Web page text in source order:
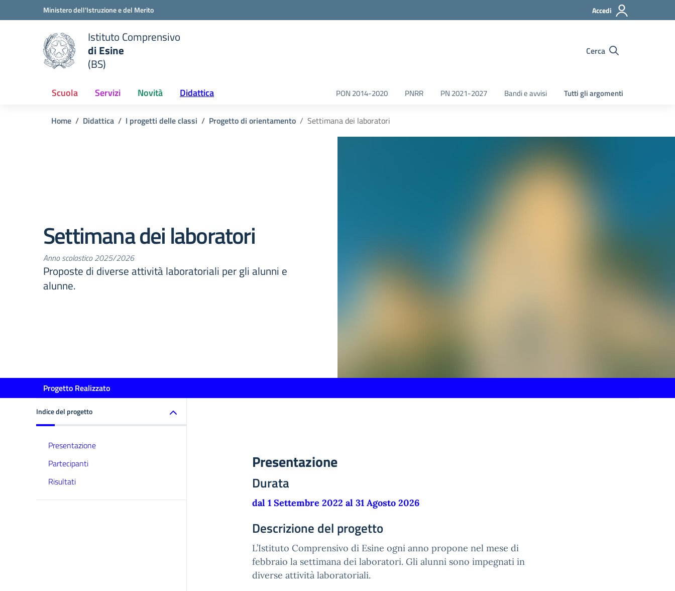
Vai ai contenuti
Vai al menu di navigazioneMinistero dell'Istruzione e del Merito Accedi
scuola
Istituto Comprensivo
di Esine
(BS)
Cerca
Scuola Servizi Novità Didattica PON 2014-2020 PNRR PN 2021-2027 Bandi e avvisi Tutti gli argomenti
Home Didattica I progetti delle classi Progetto di orientamento Settimana dei laboratori
Settimana dei laboratori
Anno scolastico 2025/2026
Proposte di diverse attività laboratoriali per gli alunni e
alunne.
Progetto Realizzato
Indice del progetto
Presentazione
Partecipanti
Risultati
Presentazione
Durata
dal 1 Settembre 2022 al 31 Agosto 2026
Descrizione del progetto
L’Istituto Comprensivo di Esine ogni anno propone nel mese di
febbraio la settimana dei laboratori. Gli alunni sono impegnati in
diverse attività laboratoriali.